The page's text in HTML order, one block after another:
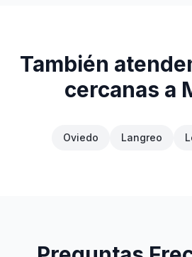
También
cercanas a
Oviedo Langreo